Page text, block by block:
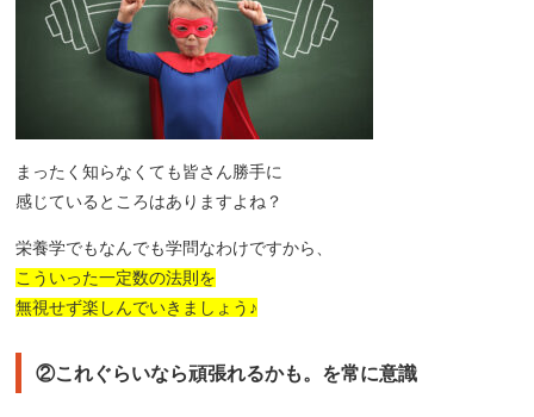
まったく知らなくても皆さん勝手に
感じているところはありますよね？
栄養学でもなんでも学問なわけですから、
こういった一定数の法則を
無視せず楽しんでいきましょう♪
②これぐらいなら頑張れるかも。を常に意識